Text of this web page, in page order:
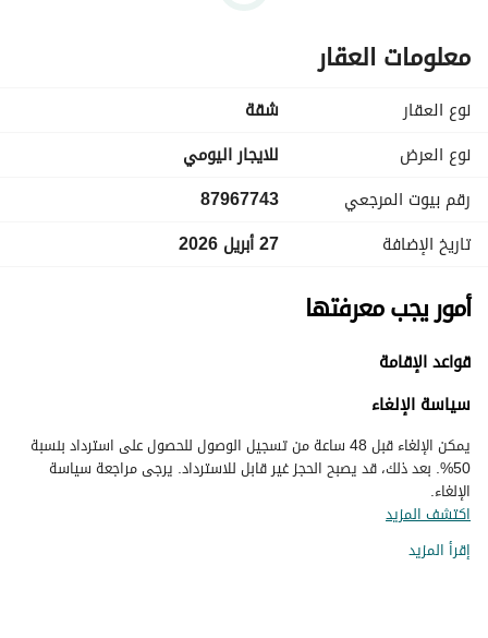
معلومات العقار
نوع العقار
شقة
نوع العرض
للايجار اليومي
رقم بيوت المرجعي
87967743
تاريخ الإضافة
27 أبريل 2026
أمور يجب معرفتها
قواعد الإقامة
سياسة الإلغاء
يمكن الإلغاء قبل 48 ساعة من تسجيل الوصول للحصول على استرداد بنسبة
50%. بعد ذلك، قد يصبح الحجز غير قابل للاسترداد. يرجى مراجعة سياسة
الإلغاء.
اكتشف المزيد
إقرأ المزيد